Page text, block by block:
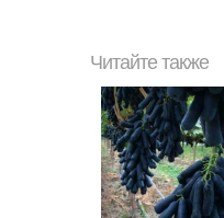
Читайте также